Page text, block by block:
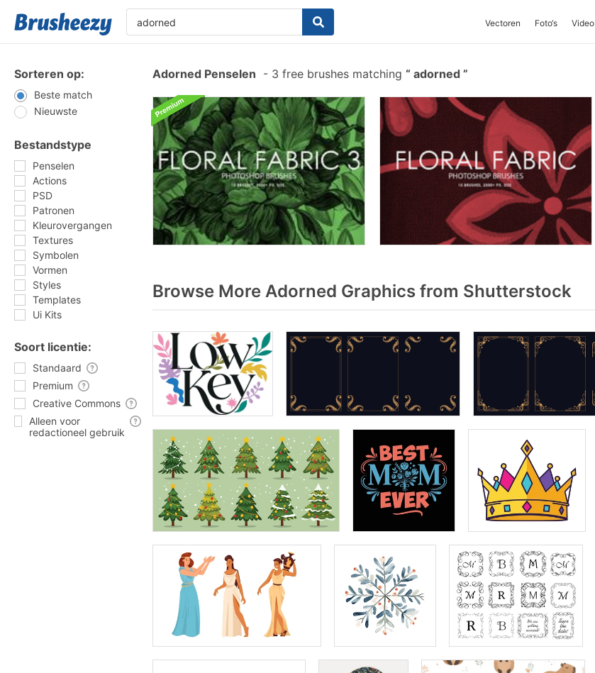
Vectoren Foto‘s Video
Sorteren op:
Beste match
Nieuwste
Bestandstype
Penselen
Actions
PSD
Patronen
Kleurovergangen
Textures
Symbolen
Vormen
Styles
Templates
Ui Kits
Soort licentie:
Standaard
Premium
Creative Commons
Alleen voor
redactioneel gebruik
Adorned Penselen - 3 free brushes matching adorned
Browse More Adorned Graphics from Shutterstock